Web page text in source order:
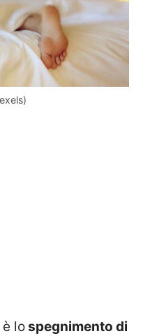
lospegnimento di